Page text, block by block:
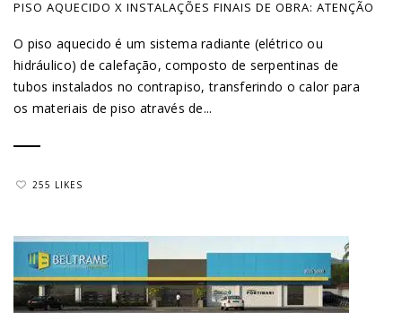
PISO AQUECIDO X INSTALAÇÕES FINAIS DE OBRA: ATENÇÃO
O piso aquecido é um sistema radiante (elétrico ou
hidráulico) de calefação, composto de serpentinas de
tubos instalados no contrapiso, transferindo o calor para
os materiais de piso através de...
255 LIKES